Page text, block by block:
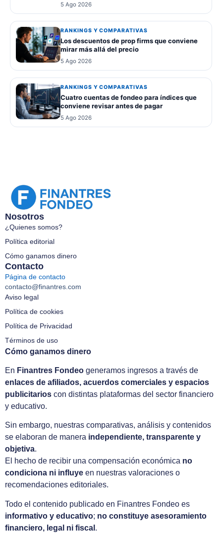
5 Ago 2026
RANKINGS Y COMPARATIVAS
Los descuentos de prop firms que conviene
mirar más allá del precio
5 Ago 2026
RANKINGS Y COMPARATIVAS
Cuatro cuentas de fondeo para índices que
conviene revisar antes de pagar
5 Ago 2026
Nosotros
¿Quienes somos?
Política editorial
Cómo ganamos dinero
Contacto
Página de contacto
contacto@finantres.com
Aviso legal
Política de cookies
Política de Privacidad
Términos de uso
Cómo ganamos dinero
En Finantres Fondeo generamos ingresos a través de
enlaces de afiliados, acuerdos comerciales y espacios
publicitarios con distintas plataformas del sector financiero
y educativo.
Sin embargo, nuestras comparativas, análisis y contenidos
se elaboran de manera independiente, transparente y
objetiva.
El hecho de recibir una compensación económica no
condiciona ni influye en nuestras valoraciones o
recomendaciones editoriales.
Todo el contenido publicado en Finantres Fondeo es
informativo y educativo; no constituye asesoramiento
financiero, legal ni fiscal .